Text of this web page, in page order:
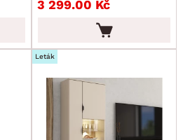
min. cm max. cm
min.
cm max.
3 299.00 Kč
Leták